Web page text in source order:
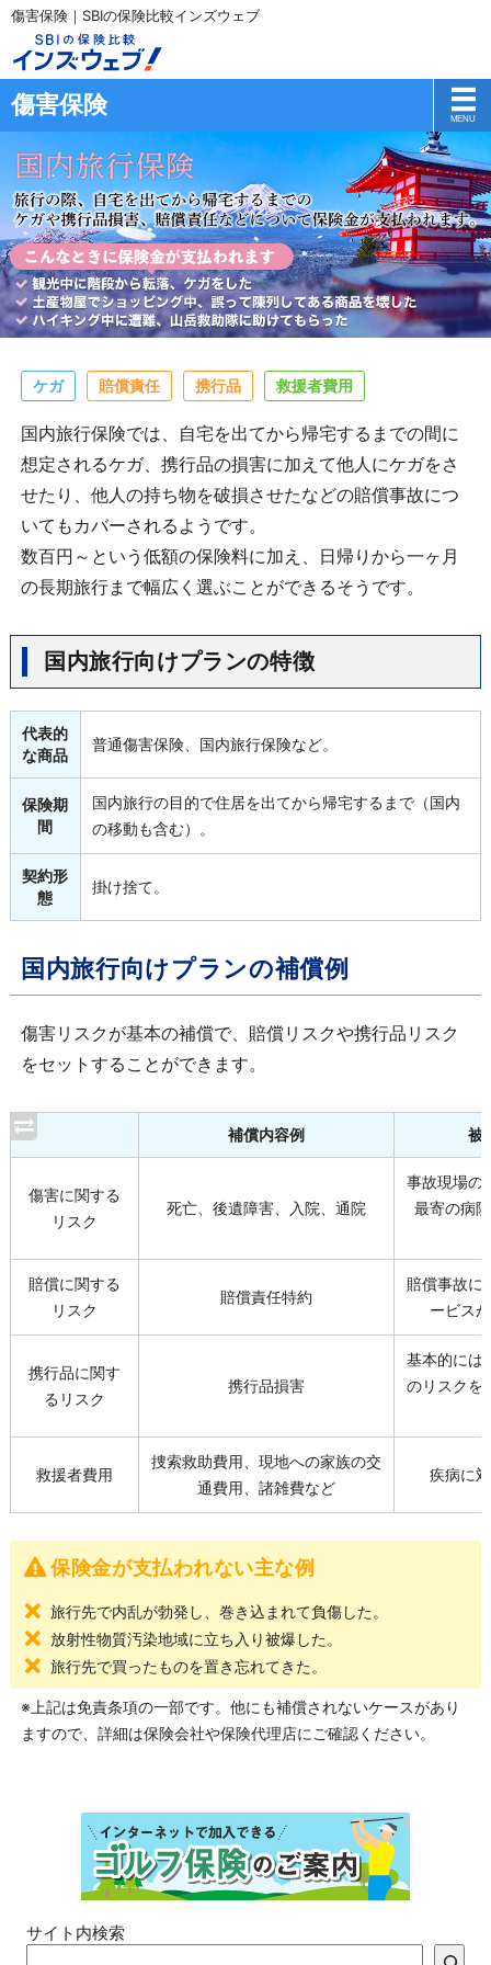
傷害保険｜SBIの保険比較インズウェブ
傷害保険
ケガ 賠償責任 携行品 救援者費用
国内旅行保険では、自宅を出てから帰宅するまでの間に
想定されるケガ、携行品の損害に加えて他人にケガをさ
せたり、他人の持ち物を破損させたなどの賠償事故につ
いてもカバーされるようです。
数百円～という低額の保険料に加え、日帰りから一ヶ月
の長期旅行まで幅広く選ぶことができるそうです。
国内旅行向けプランの特徴
代表的
な商品
普通傷害保険、国内旅行保険など。
保険期
間
国内旅行の目的で住居を出てから帰宅するまで（国内
の移動も含む）。
契約形
態
掛け捨て。
国内旅行向けプランの補償例
傷害リスクが基本の補償で、賠償リスクや携行品リスク
をセットすることができます。
補償内容例 被
傷害に関する
リスク
死亡、後遺障害、入院、通院
事故現場の
最寄の病
賠償に関する
リスク
賠償責任特約
賠償事故に
ービス
携行品に関す
るリスク
携行品損害
基本的には
のリスクを
救援者費用
捜索救助費用、現地への家族の交
通費用、諸雑費など
疾病に
保険金が支払われない主な例
旅行先で内乱が勃発し、巻き込まれて負傷した。
放射性物質汚染地域に立ち入り被爆した。
旅行先で買ったものを置き忘れてきた。
※上記は免責条項の一部です。他にも補償されないケースがあり
ますので、詳細は保険会社や保険代理店にご確認ください。
サイト内検索